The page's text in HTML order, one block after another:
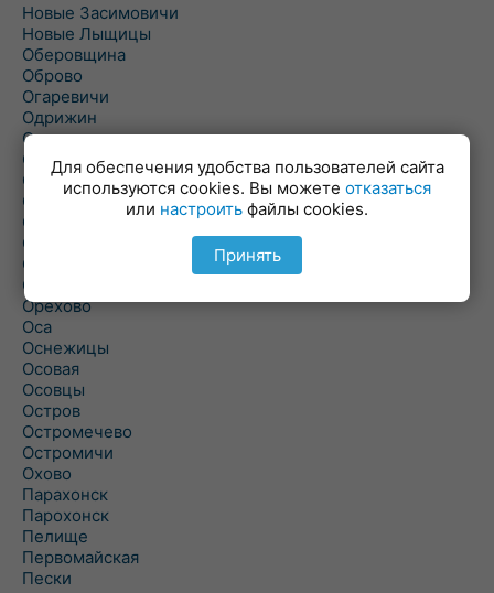
Новые Засимовичи
Новые Лыщицы
Оберовщина
Оброво
Огаревичи
Одрижин
Оздамичи
Озяты
Олтуш
Ольманы
Ольпень
Ольшаны
Омельная
Ополь
Орехово
Оса
Оснежицы
Осовая
Осовцы
Остров
Остромечево
Остромичи
Охово
Парахонск
Парохонск
Пелище
Первомайская
Пески
Для обеспечения удобства пользователей сайта
используются cookies. Вы можете отказаться
или настроить файлы cookies.
Принять